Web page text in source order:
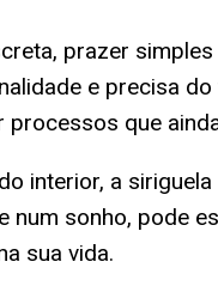
prazer
e precisa
que
interior, a
num sonho, pode
sua vida.